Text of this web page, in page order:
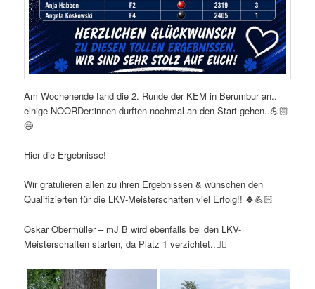
Am Wochenende fand die 2. Runde der KEM in Berumbur an..
einige NOORDer:innen durften nochmal an den Start gehen..💪🏻
😄
Hier die Ergebnisse!
Wir gratulieren allen zu ihren Ergebnissen & wünschen den
Qualifizierten für die LKV-Meisterschaften viel Erfolg!! 🍀💪🏻
Oskar Obermüller – mJ B wird ebenfalls bei den LKV-
Meisterschaften starten, da Platz 1 verzichtet..👍🏻